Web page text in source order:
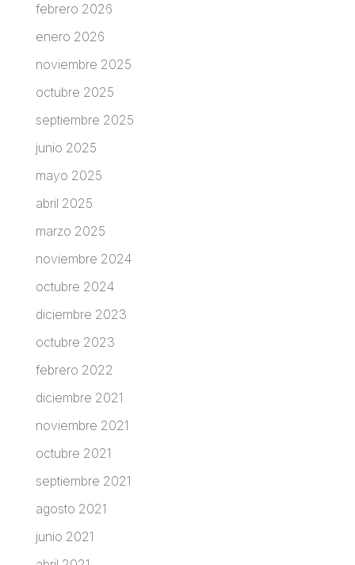
febrero 2026
enero 2026
noviembre 2025
octubre 2025
septiembre 2025
junio 2025
mayo 2025
abril 2025
marzo 2025
noviembre 2024
octubre 2024
diciembre 2023
octubre 2023
febrero 2022
diciembre 2021
noviembre 2021
octubre 2021
septiembre 2021
agosto 2021
junio 2021